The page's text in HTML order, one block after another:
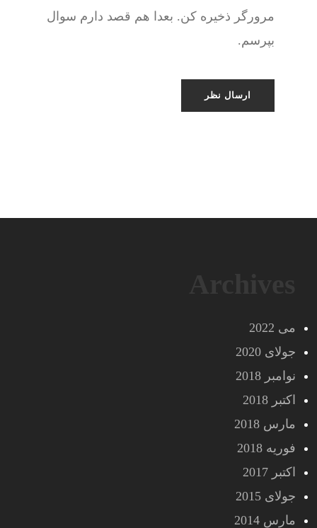
مرورگر ذخیره کن. بعدا هم قصد دارم سوال
بپرسم.
می 2022
جولای 2020
نوامبر 2018
اکتبر 2018
مارس 2018
فوریه 2018
اکتبر 2017
جولای 2015
مارس 2014